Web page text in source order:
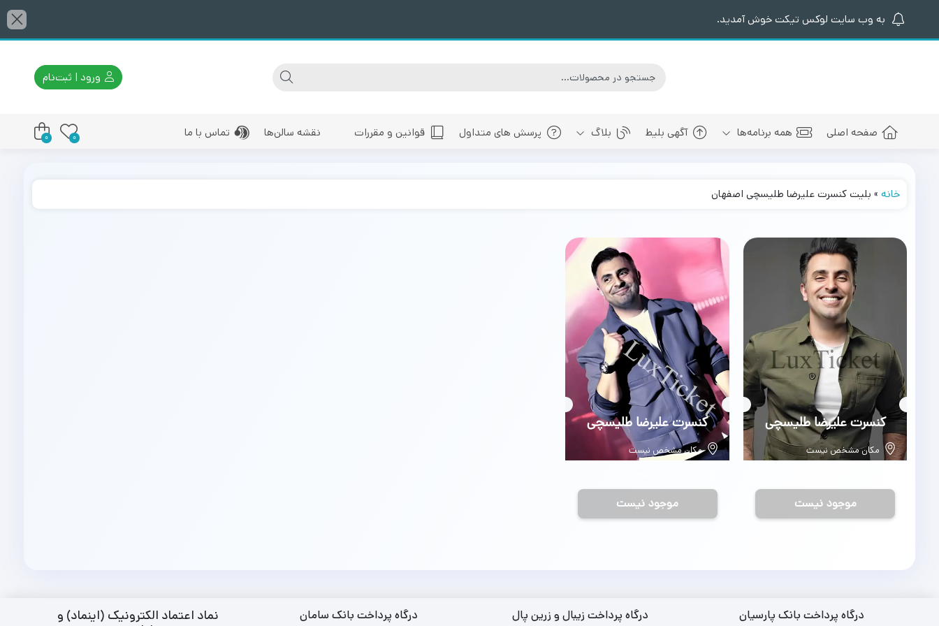
به وب سایت لوکس تیکت خوش آمدید.
ورود | ثبت‌نام
صفحه اصلی همه برنامه‌ها
بلیط کنسرت های پیش رو شیراز
بلیط کنسرت های پیش رو سایر شهرها
آگهی بلیط بلاگ
سالن کنسرت میلاد برج میلاد
سالن کنسرت سیتی سنتر اصفهان
بهنام بانی
رضا صادقی
پرسش های متداول قوانین و مقررات نقشه سالن‌ها تماس با ما 0
0
خانه» بلیت کنسرت علیرضا طلیسچی اصفهان
بلیط
کنسرت علیرضا طلیسچی
مکان مشخص نیست
موجود نیست
بلیط
کنسرت علیرضا طلیسچی
مکان مشخص نیست
موجود نیست
درگاه پرداخت بانک پارسیان درگاه پرداخت زیبال و زرین پال درگاه پرداخت بانک سامان
نماد اعتماد الکترونیک (اینماد) و